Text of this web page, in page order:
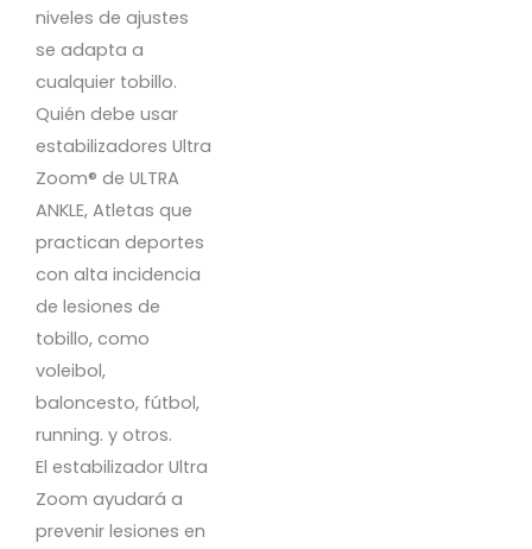
niveles de ajustes
se adapta a
cualquier tobillo.
Quién debe usar
estabilizadores Ultra
Zoom® de ULTRA
ANKLE, Atletas que
practican deportes
con alta incidencia
de lesiones de
tobillo, como
voleibol,
baloncesto, fútbol, ​​
running. y otros.
El estabilizador Ultra
Zoom ayudará a
prevenir lesiones en